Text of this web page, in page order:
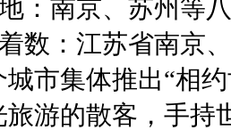
南京、苏州等八
：江苏省南京、
市集体推出“相
游的散客，手持